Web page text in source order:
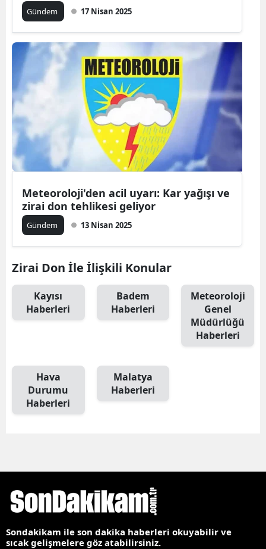
Gündem 17 Nisan 2025
Meteoroloji'den acil uyarı: Kar yağışı ve
zirai don tehlikesi geliyor
Gündem 13 Nisan 2025
Zirai Don İle İlişkili Konular
Kayısı
Haberleri
Badem
Haberleri
Meteoroloji
Genel
Müdürlüğü
Haberleri
Hava
Durumu
Haberleri
Malatya
Haberleri
Sondakikam ile son dakika haberleri okuyabilir ve
sıcak gelişmelere göz atabilirsiniz.